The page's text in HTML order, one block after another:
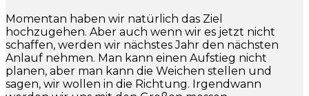
Momentan haben wir natürlich das Ziel
hochzugehen. Aber auch wenn wir es jetzt nicht
schaffen, werden wir nächstes Jahr den nächsten
Anlauf nehmen. Man kann einen Aufstieg nicht
planen, aber man kann die Weichen stellen und
sagen, wir wollen in die Richtung. Irgendwann